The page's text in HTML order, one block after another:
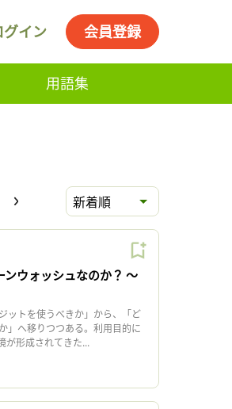
グイン 会員登録
用語集
新着順
ンウォッシュなのか？ 〜
ットを使うべきか」から、「ど
」へ移りつつある。利用目的に
が形成されてきた...